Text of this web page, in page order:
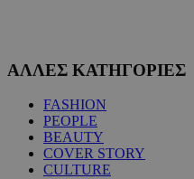
ΑΛΛΕΣ ΚΑΤΗΓΟΡΙΕΣ
FASHION
PEOPLE
BEAUTY
COVER STORY
CULTURE